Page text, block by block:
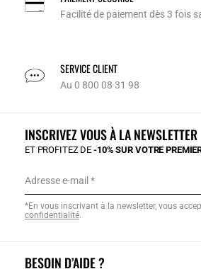
Facilité de paiement dès 3 fois
SERVICE CLIENT
Au 0 800 08 31 98
BESOIN D’AIDE ?
INSCRIVEZ VOUS À LA NEWSLETTER
ET PROFITEZ DE-10% SUR VOTRE
Adresse e-mail
*En vous inscrivant à la newsletter, vous
confidentialité.